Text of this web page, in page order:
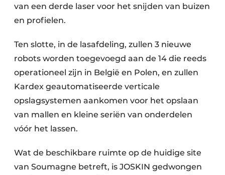
van een derde laser voor het snijden van buizen
en profielen.
Ten slotte, in de lasafdeling, zullen 3 nieuwe
robots worden toegevoegd aan de 14 die reeds
operationeel zijn in België en Polen, en zullen
Kardex geautomatiseerde verticale
opslagsystemen aankomen voor het opslaan
van mallen en kleine seriën van onderdelen
vóór het lassen.
Wat de beschikbare ruimte op de huidige site
van Soumagne betreft, is JOSKIN gedwongen